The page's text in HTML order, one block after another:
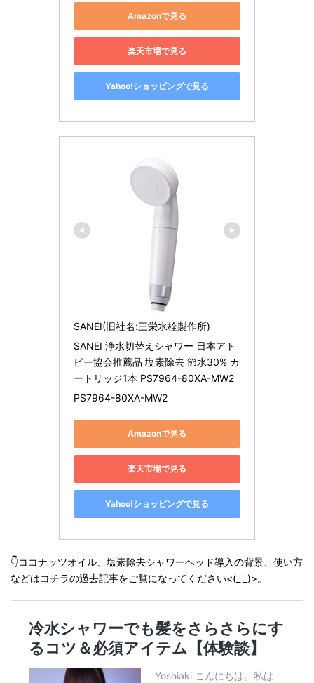
Amazonで見る
楽天市場で見る
Yahoo!ショッピングで見る
SANEI(旧社名:三栄水栓製作所)
SANEI 浄水切替えシャワー 日本アト
ピー協会推薦品 塩素除去 節水30% カ
ートリッジ1本 PS7964-80XA-MW2
PS7964-80XA-MW2
Amazonで見る
楽天市場で見る
Yahoo!ショッピングで見る
👇ココナッツオイル、塩素除去シャワーヘッド導入の背景、使い方
などはコチラの過去記事をご覧になってください<(_ _)>。